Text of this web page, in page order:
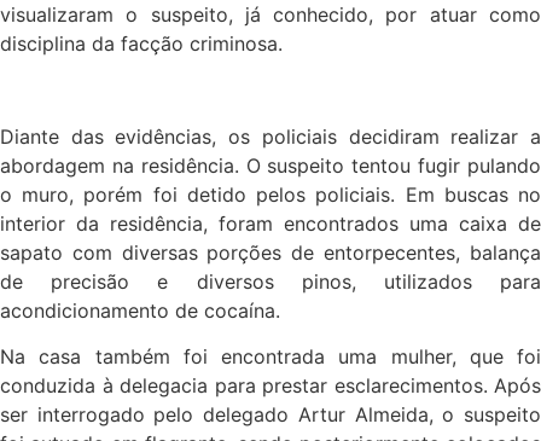
visualizaram o suspeito, já conhecido, por atuar como
disciplina da facção criminosa.
Diante das evidências, os policiais decidiram realizar a
abordagem na residência. O suspeito tentou fugir pulando
o muro, porém foi detido pelos policiais. Em buscas no
interior da residência, foram encontrados uma caixa de
sapato com diversas porções de entorpecentes, balança
de precisão e diversos pinos, utilizados para
acondicionamento de cocaína.
Na casa também foi encontrada uma mulher, que foi
conduzida à delegacia para prestar esclarecimentos. Após
ser interrogado pelo delegado Artur Almeida, o suspeito